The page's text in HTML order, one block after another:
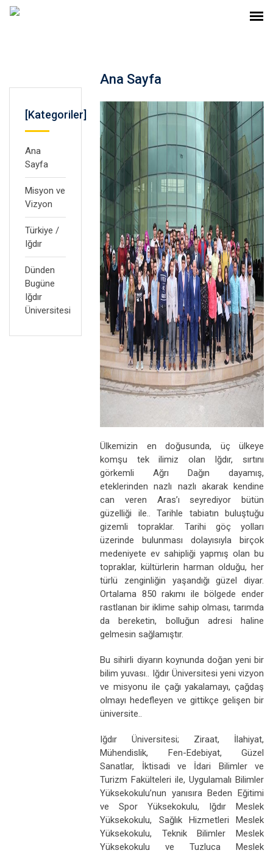
[Kategoriler]
Ana
Sayfa
Misyon ve
Vizyon
Türkiye /
Iğdır
Dünden
Bugüne
Iğdır
Üniversitesi
Ana Sayfa
Ülkemizin en doğusunda, üç ülkeye
komşu tek ilimiz olan Iğdır, sırtını
görkemli Ağrı Dağın dayamış,
eteklerinden nazlı nazlı akarak kendine
can veren Aras’ı seyrediyor bütün
güzelliği ile.. Tarihle tabiatın buluştuğu
gizemli topraklar. Tarihi göç yolları
üzerinde bulunması dolayısıyla birçok
medeniyete ev sahipliği yapmış olan bu
topraklar, kültürlerin harman olduğu, her
türlü zenginliğin yaşandığı güzel diyar.
Ortalama 850 rakımı ile bölgede ender
rastlanan bir iklime sahip olması, tarımda
da bereketin, bolluğun adresi haline
gelmesin sağlamıştır.
Bu sihirli diyarın koynunda doğan yeni bir
bilim yuvası.. Iğdır Üniversitesi yeni vizyon
ve misyonu ile çağı yakalamayı, çağdaş
olmayı hedefleyen ve gittikçe gelişen bir
üniversite..
Iğdır Üniversitesi; Ziraat, İlahiyat,
Mühendislik, Fen-Edebiyat, Güzel
Sanatlar, İktisadi ve İdari Bilimler ve
Turizm Fakülteleri ile, Uygulamalı Bilimler
Yüksekokulu’nun yanısıra Beden Eğitimi
ve Spor Yüksekokulu, Iğdır Meslek
Yüksekokulu, Sağlık Hizmetleri Meslek
Yüksekokulu, Teknik Bilimler Meslek
Yüksekokulu ve Tuzluca Meslek